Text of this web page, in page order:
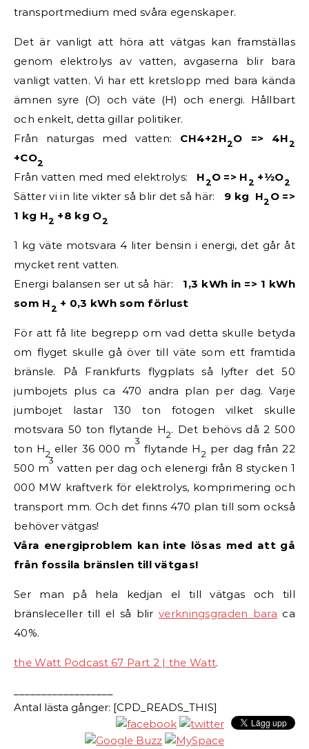
transportmedium med svåra egenskaper.
Det är vanligt att höra att vätgas kan framställas
genom elektrolys av vatten, avgaserna blir bara
vanligt vatten. Vi har ett kretslopp med bara kända
ämnen syre (O) och väte (H) och energi. Hållbart
och enkelt, detta gillar politiker.
Från naturgas med vatten: CH4+2H2O => 4H2
+CO2
Från vatten med med elektrolys: H2O => H2 +1⁄2O2
Sätter vi in lite vikter så blir det så här: 9 kg H2 O =>
1 kg H2 +8 kg O2
1 kg väte motsvara 4 liter bensin i energi, det går åt
mycket rent vatten.
Energi balansen ser ut så här: 1,3 kWh in => 1 kWh
som H2 + 0,3 kWh som förlust
För att få lite begrepp om vad detta skulle betyda
om flyget skulle gå över till väte som ett framtida
bränsle. På Frankfurts flygplats så lyfter det 50
jumbojets plus ca 470 andra plan per dag. Varje
jumbojet lastar 130 ton fotogen vilket skulle
motsvara 50 ton flytande H2. Det behövs då 2 500
ton H2 eller 36 000 m
3
flytande H 2 per dag från 22
500 m
3
vatten per dag och elenergi från 8 stycken 1
000 MW kraftverk för elektrolys, komprimering och
transport mm. Och det finns 470 plan till som också
behöver vätgas!
Våra energiproblem kan inte lösas med att gå
från fossila bränslen till vätgas!
Ser man på hela kedjan el till vätgas och till
bränsleceller till el så blirverkningsgraden bara ca
40%.
the Watt Podcast 67 Part 2 | the Watt.
Antal lästa gånger: [CPD_READS_THIS]